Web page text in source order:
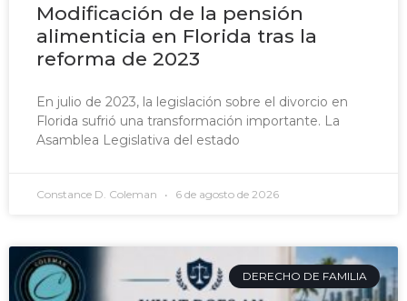
Modificación de la pensión
alimenticia en Florida tras la
reforma de 2023
En julio de 2023, la legislación sobre el divorcio en
Florida sufrió una transformación importante. La
Asamblea Legislativa del estado
Constance D. Coleman 6 de agosto de 2026
DERECHO DE FAMILIA